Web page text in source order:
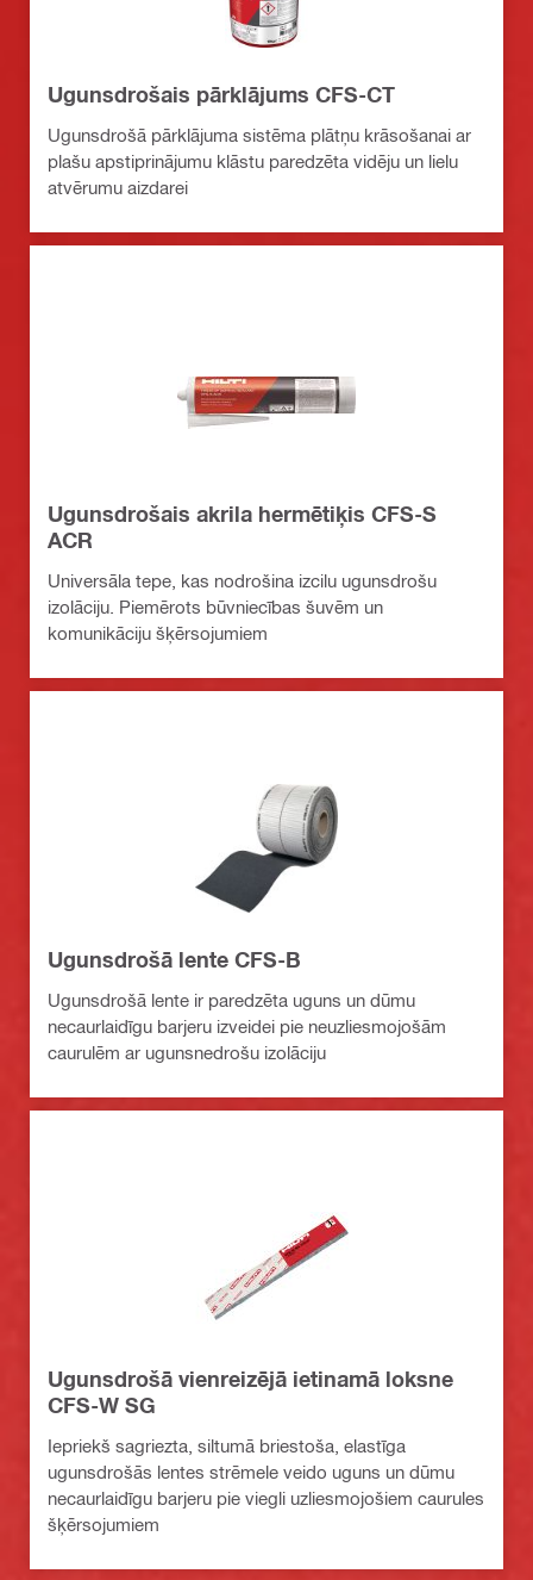
Ugunsdrošais pārklājums CFS-CT
Ugunsdrošā pārklājuma sistēma plātņu krāsošanai ar
plašu apstiprinājumu klāstu paredzēta vidēju un lielu
atvērumu aizdarei
Ugunsdrošais akrila hermētiķis CFS-S
ACR
Universāla tepe, kas nodrošina izcilu ugunsdrošu
izolāciju. Piemērots būvniecības šuvēm un
komunikāciju šķērsojumiem
Ugunsdrošā lente CFS-B
Ugunsdrošā lente ir paredzēta uguns un dūmu
necaurlaidīgu barjeru izveidei pie neuzliesmojošām
caurulēm ar ugunsnedrošu izolāciju
Ugunsdrošā vienreizējā ietinamā loksne
CFS-W SG
Iepriekš sagriezta, siltumā briestoša, elastīga
ugunsdrošās lentes strēmele veido uguns un dūmu
necaurlaidīgu barjeru pie viegli uzliesmojošiem caurules
šķērsojumiem